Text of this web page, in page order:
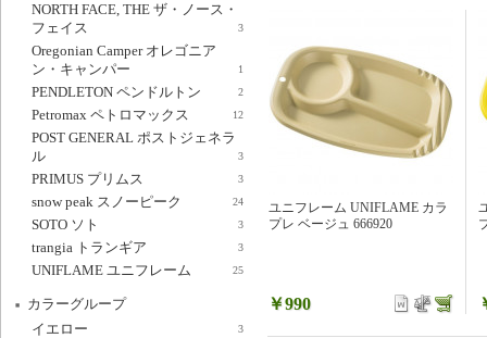
ユニフレーム UNIFLAME カラ
プレ ベージュ 666920
￥990
NORTH FACE, THE ザ・ノース・
フェイス
3
Oregonian Camper オレゴニア
ン・キャンパー
1
PENDLETON ペンドルトン 2
Petromax ペトロマックス 12
POST GENERAL ポストジェネラ
ル
3
PRIMUS プリムス 3
snow peak スノーピーク 24
SOTO ソト 3
trangia トランギア 3
UNIFLAME ユニフレーム 25
カラーグループ
イエロー
3